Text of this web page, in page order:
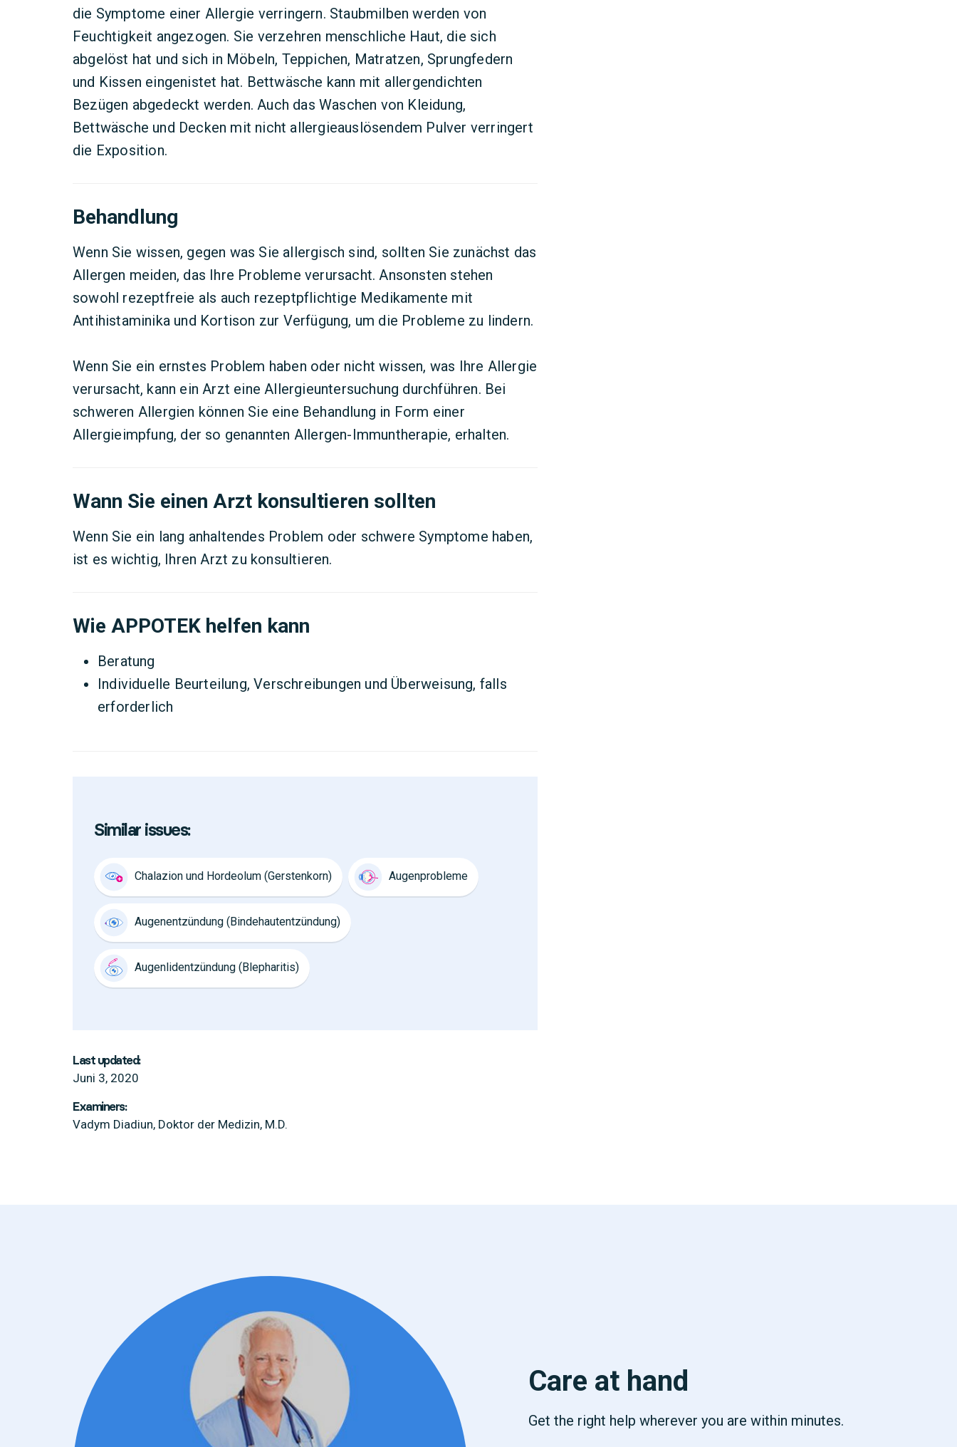
die Symptome einer Allergie verringern. Staubmilben werden von
Feuchtigkeit angezogen. Sie verzehren menschliche Haut, die sich
abgelöst hat und sich in Möbeln, Teppichen, Matratzen, Sprungfedern
und Kissen eingenistet hat. Bettwäsche kann mit allergendichten
Bezügen abgedeckt werden. Auch das Waschen von Kleidung,
Bettwäsche und Decken mit nicht allergieauslösendem Pulver verringert
die Exposition.
Behandlung
Wenn Sie wissen, gegen was Sie allergisch sind, sollten Sie zunächst das
Allergen meiden, das Ihre Probleme verursacht. Ansonsten stehen
sowohl rezeptfreie als auch rezeptpflichtige Medikamente mit
Antihistaminika und Kortison zur Verfügung, um die Probleme zu lindern.
Wenn Sie ein ernstes Problem haben oder nicht wissen, was Ihre Allergie
verursacht, kann ein Arzt eine Allergieuntersuchung durchführen. Bei
schweren Allergien können Sie eine Behandlung in Form einer
Allergieimpfung, der so genannten Allergen-Immuntherapie, erhalten.
Wann Sie einen Arzt konsultieren sollten
Wenn Sie ein lang anhaltendes Problem oder schwere Symptome haben,
ist es wichtig, Ihren Arzt zu konsultieren.
Wie APPOTEK helfen kann
Beratung
Individuelle Beurteilung, Verschreibungen und Überweisung, falls
erforderlich
Similar issues:
Chalazion und Hordeolum (Gerstenkorn) Augenprobleme
Augenentzündung (Bindehautentzündung)
Augenlidentzündung (Blepharitis)
Last updated:
Juni 3, 2020
Examiners:
Vadym Diadiun, Doktor der Medizin, M.D.
Care at hand
Get the right help wherever you are within minutes.